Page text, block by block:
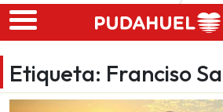
Skip to main content
Etiqueta: Franciso